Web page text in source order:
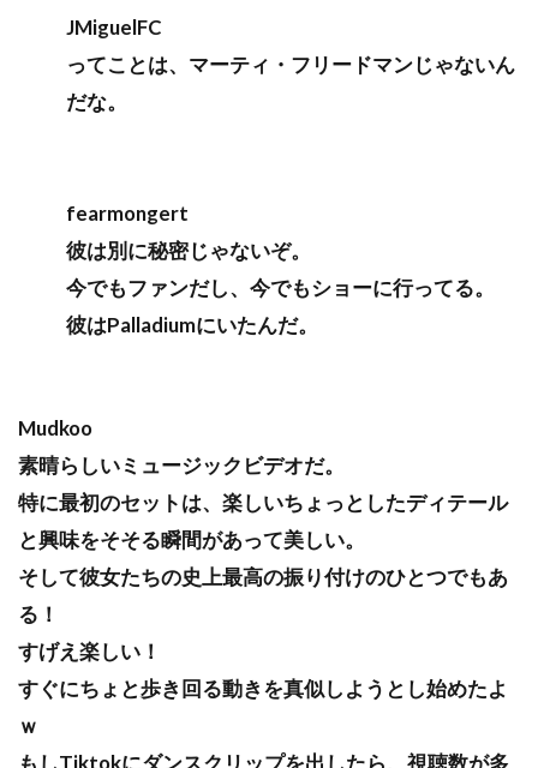
JMiguelFC
ってことは、マーティ・フリードマンじゃないん
だな。
fearmongert
彼は別に秘密じゃないぞ。
今でもファンだし、今でもショーに行ってる。
彼はPalladiumにいたんだ。
Mudkoo
素晴らしいミュージックビデオだ。
特に最初のセットは、楽しいちょっとしたディテール
と興味をそそる瞬間があって美しい。
そして彼女たちの史上最高の振り付けのひとつでもあ
る！
すげえ楽しい！
すぐにちょと歩き回る動きを真似しようとし始めたよ
ｗ
もしTiktokにダンスクリップを出したら、視聴数が多